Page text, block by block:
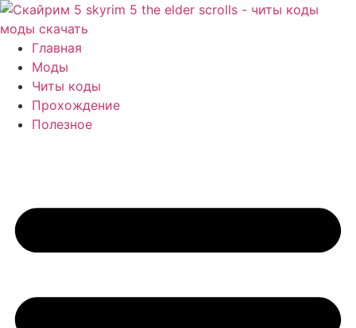
Перейти
к
содержимому
Главная
Моды
Читы коды
Прохождение
Полезное